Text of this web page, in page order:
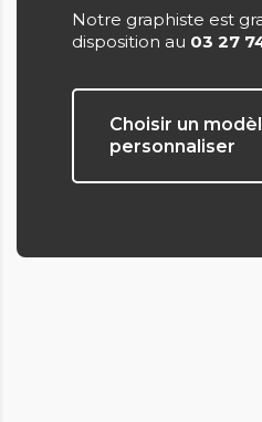
Notre graphiste est
disposition au 03 27
Choisir un
personnaliser